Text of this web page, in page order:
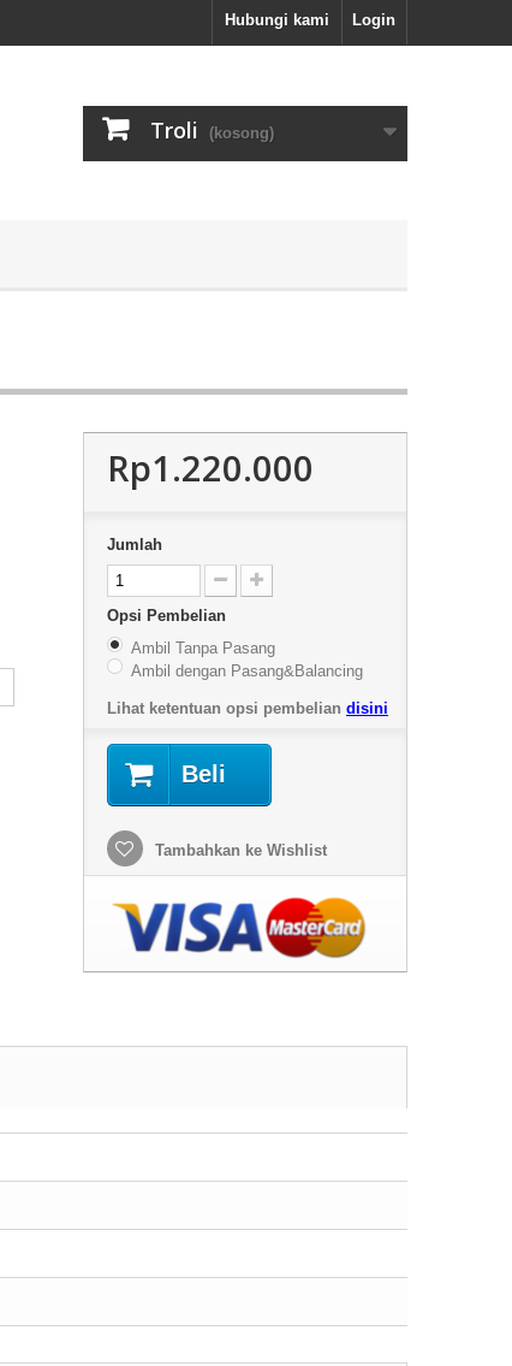
Login
Hubungi kami
Troli (kosong)
Rp1.220.000
Jumlah
Opsi Pembelian
Ambil Tanpa Pasang
Ambil dengan Pasang&Balancing
Lihat ketentuan opsi pembelian disini
Beli
Tambahkan ke Wishlist